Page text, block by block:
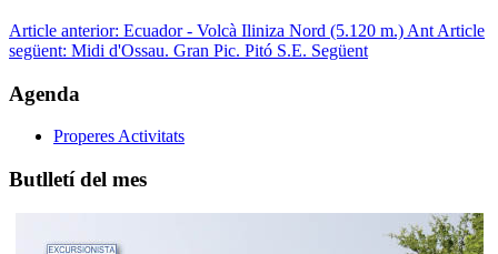
Article anterior: Ecuador - Volcà Iliniza Nord (5.120 m.) Ant Article
següent: Midi d'Ossau. Gran Pic. Pitó S.E. Següent
Agenda
Properes Activitats
Butlletí del mes